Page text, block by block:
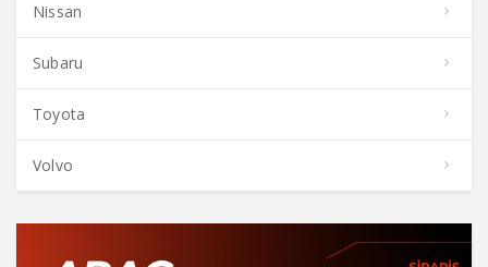
Nissan
Subaru
Toyota
Volvo